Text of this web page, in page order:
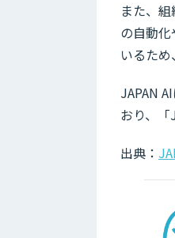
また、
の自動
いるた
JAPAN
おり、「
出典：